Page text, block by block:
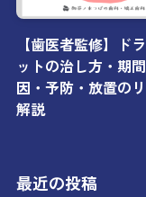
【歯医者監修】ド
ットの治し方・期
因・予防・放置の
解説
最近の投稿